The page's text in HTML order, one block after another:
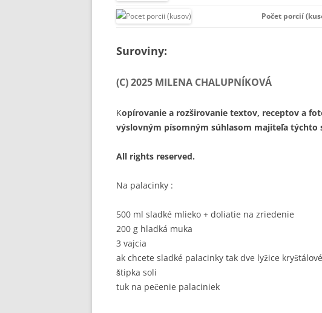
Počet porcií
Suroviny:
(C) 2025 MILENA CHALUPNÍKOVÁ
Kopírovanie a rozširovanie textov, receptov a
výslovným písomným súhlasom majiteľa týchto
All rights reserved.
Na palacinky :
500 ml sladké mlieko + doliatie na zriedenie
200 g hladká muka
3 vajcia
ak chcete sladké palacinky tak dve lyžice
štipka soli
tuk na pečenie palaciniek